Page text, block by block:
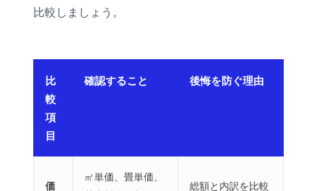
比較しましょう。
比
較
項
目
確認すること 後悔を防ぐ理由
価
㎡単価、畳単価、
総額と内訳を比較